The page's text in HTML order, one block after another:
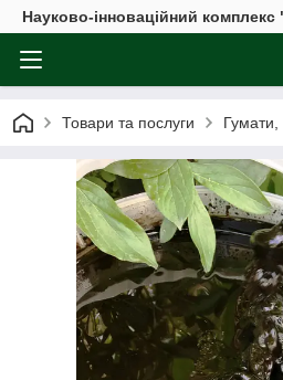
Науково-інноваційний комплекс
Товари та послуги Гумати,